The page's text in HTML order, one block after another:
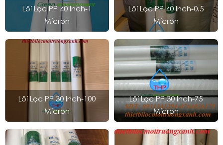
Lõi Lọc PP 40 Inch-1
Micron
Lõi Lọc PP 40 Inch-0.5
Micron
Lõi Lọc PP 30 Inch-100
Micron
Lõi Lọc PP 30 Inch-75
Micron